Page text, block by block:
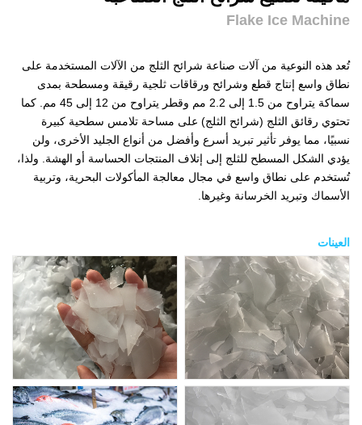
Flake Ice Machine
تُعد هذه النوعية من آلات صناعة شرائح الثلج من الآلات المستخدمة على
نطاق واسع إنتاج قطع وشرائح ورقاقات ثلجية رقيقة ومسطحة بمدى
سماكة يتراوح من 1.5 إلى 2.2 مم وقطر يتراوح من 12 إلى 45 مم. كما
تحتوي رقائق الثلج (شرائح الثلج) على مساحة تلامس سطحية كبيرة
نسبيًا، مما يوفر تأثير تبريد أسرع وأفضل من أنواع الجليد الأخرى، ولن
يؤدي الشكل المسطح للثلج إلى إتلاف المنتجات الحساسة أو الهشة. ولذا،
تُستخدم على نطاق واسع في مجال معالجة المأكولات البحرية، وتربية
الأسماك وتبريد الخرسانة وغيرها.
العينات